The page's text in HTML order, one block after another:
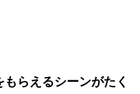
もらえるシーンがたく